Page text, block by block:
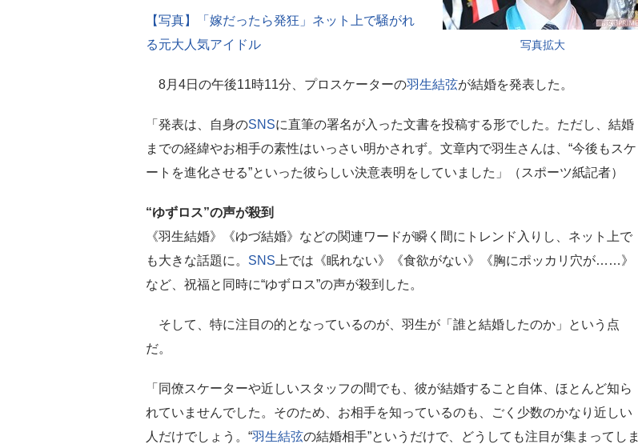
写真拡大
【写真】「嫁だったら発狂」ネット上で騒がれ
る元大人気アイドル
8月4日の午後11時11分、プロスケーターの羽生結弦が結婚を発表した。
「発表は、自身のSNSに直筆の署名が入った文書を投稿する形でした。ただし、結婚
までの経緯やお相手の素性はいっさい明かされず。文章内で羽生さんは、“今後もスケ
ートを進化させる”といった彼らしい決意表明をしていました」（スポーツ紙記者）
“ゆずロス”の声が殺到
《羽生結婚》《ゆづ結婚》などの関連ワードが瞬く間にトレンド入りし、ネット上で
も大きな話題に。 SNS 上では《眠れない》《食欲がない》《胸にポッカリ穴が……》
など、祝福と同時に“ゆずロス”の声が殺到した。
そして、特に注目の的となっているのが、羽生が「誰と結婚したのか」という点
だ。
「同僚スケーターや近しいスタッフの間でも、彼が結婚すること自体、ほとんど知ら
れていませんでした。そのため、お相手を知っているのも、ごく少数のかなり近しい
人だけでしょう。“羽生結弦の結婚相手”というだけで、どうしても注目が集まってしま